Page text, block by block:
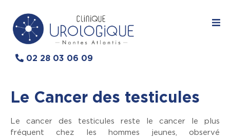
02 28 03 06 09
Le Cancer des testicules
Le cancer des testicules reste le cancer le plus
fréquent chez les hommes jeunes, observé